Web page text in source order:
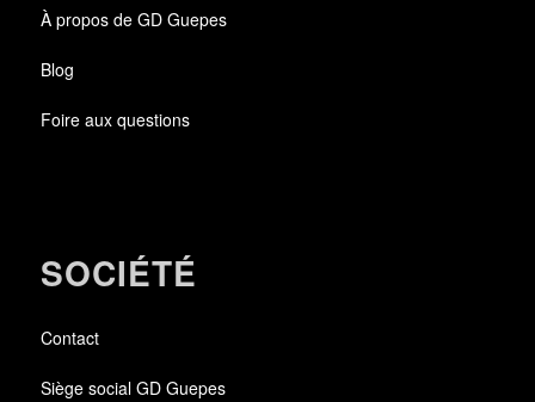
À propos de GD Guepes
Blog
Foire aux questions
SOCIÉTÉ
Contact
Siège social GD Guepes